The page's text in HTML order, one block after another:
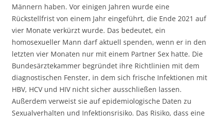
Männern haben. Vor einigen Jahren wurde eine
Rückstellfrist von einem Jahr eingeführt, die Ende 2021 auf
vier Monate verkürzt wurde. Das bedeutet, ein
homosexueller Mann darf aktuell spenden, wenn er in den
letzten vier Monaten nur mit einem Partner Sex hatte. Die
Bundesärztekammer begründet ihre Richtlinien mit dem
diagnostischen Fenster, in dem sich frische Infektionen mit
HBV, HCV und HIV nicht sicher ausschließen lassen.
Außerdem verweist sie auf epidemiologische Daten zu
Sexualverhalten und Infektionsrisiko. Das Risiko, dass eine